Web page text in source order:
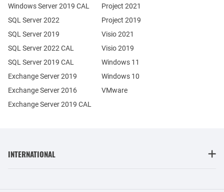
Exchange Server 2019
Exchange Server 2016
SQL Server 2022
SQL Server 2019
Windows Server 2019 CAL
SQL Server 2022 CAL
SQL Server 2019 CAL
Exchange Server 2019 CAL
Project 2021
Project 2019
Visio 2021
Visio 2019
Windows 11
Windows 10
VMware
INTERNATIONAL